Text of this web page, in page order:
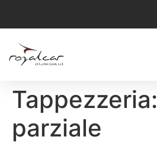
Tappezzeria:
parziale